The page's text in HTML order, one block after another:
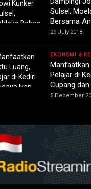
Sulsel,
Bersama
29 July 2018
EKONOMI &
Manfaatkan
Pelajar di
Cupang
5 December